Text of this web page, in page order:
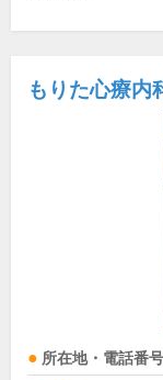
もりた心療内
所在地・電話番号